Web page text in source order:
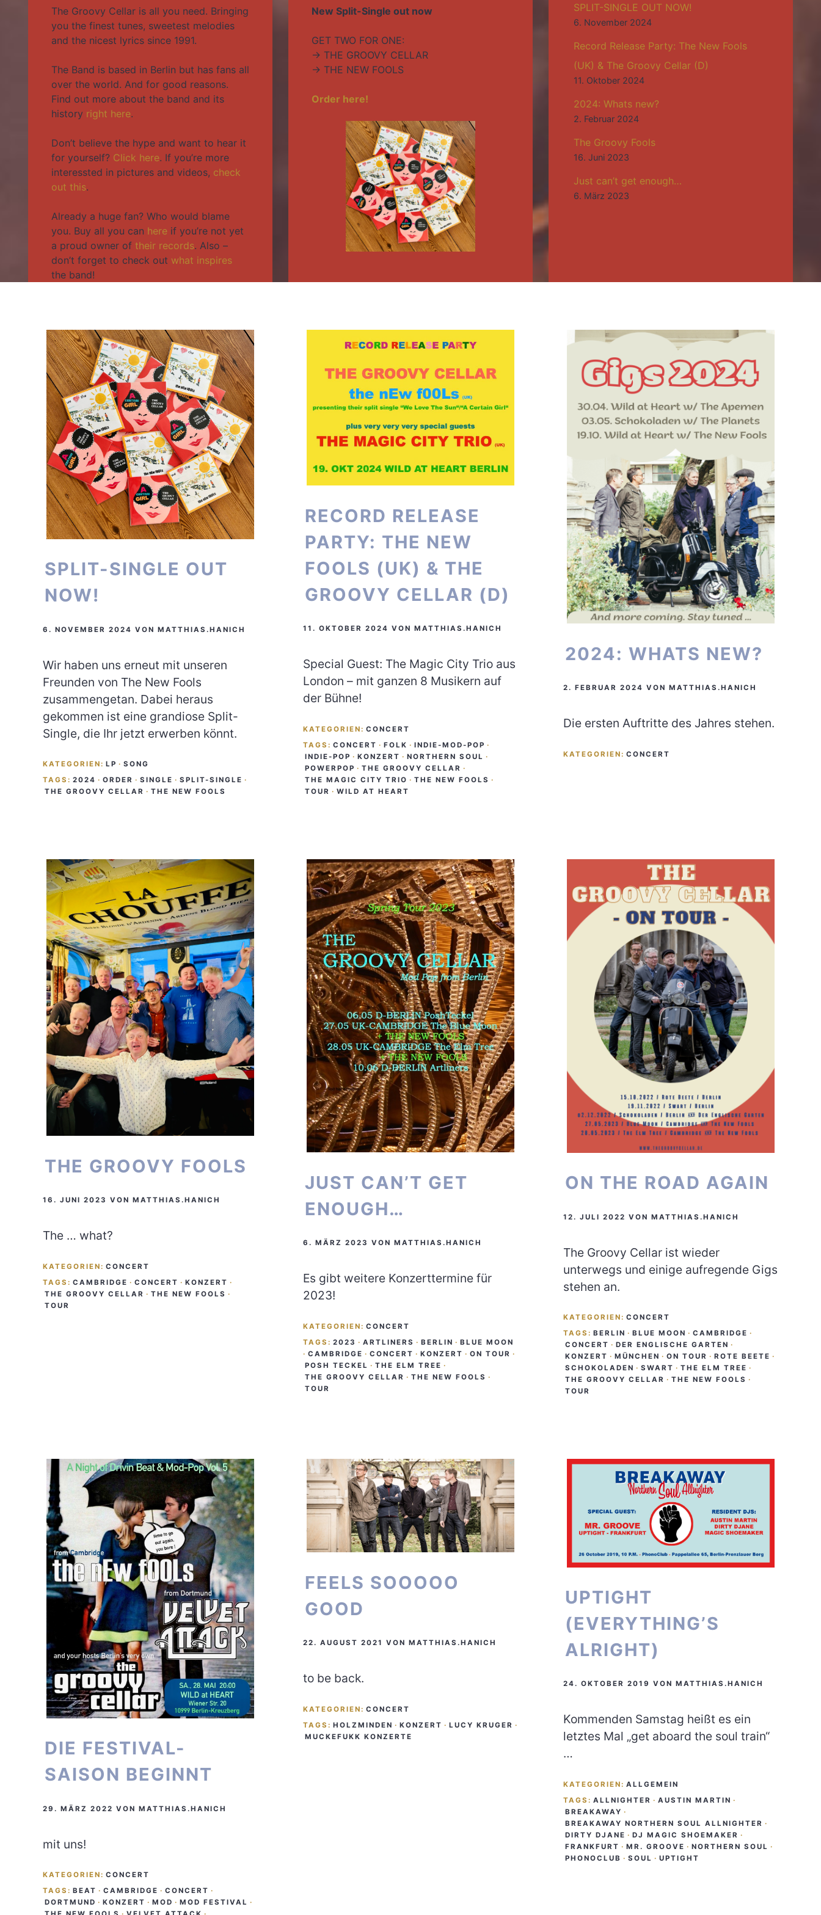
The Groovy Cellar is all you need. Bringing
you the finest tunes, sweetest melodies
and the nicest lyrics since 1991.
The Band is based in Berlin but has fans all
over the world. And for good reasons.
Find out more about the band and its
history right here.
Don’t believe the hype and want to hear it
for yourself? Click here. If you’re more
interessted in pictures and videos, check
out this.
Already a huge fan? Who would blame
you. Buy all you can here if you’re not yet
a proud owner oftheir records. Also –
don’t forget to check out what inspires
the band!
New Split-Single out now
GET TWO FOR ONE:
-> THE GROOVY CELLAR
-> THE NEW FOOLS
Order here!
SPLIT-SINGLE OUT NOW!
6. November 2024
Record Release Party: The New Fools
(UK) & The Groovy Cellar (D)
11. Oktober 2024
2024: Whats new?
2. Februar 2024
The Groovy Fools
16. Juni 2023
Just can’t get enough…
6. März 2023
SPLIT-SINGLE OUT
NOW!
6. NOVEMBER 2024 VONMATTHIAS.HANICH
Wir haben uns erneut mit unseren
Freunden von The New Fools
zusammengetan. Dabei heraus
gekommen ist eine grandiose Split-
Single, die Ihr jetzt erwerben könnt.
KATEGORIEN: LP · SONG
TAGS: 2024 · ORDER · SINGLE · SPLIT-SINGLE ·
THE GROOVY CELLAR · THE NEW FOOLS
RECORD RELEASE
PARTY: THE NEW
FOOLS (UK) & THE
GROOVY CELLAR (D)
11. OKTOBER 2024 VON MATTHIAS.HANICH
Special Guest: The Magic City Trio aus
London – mit ganzen 8 Musikern auf
der Bühne!
KATEGORIEN: CONCERT
TAGS: CONCERT · FOLK · INDIE-MOD-POP ·
INDIE-POP · KONZERT · NORTHERN SOUL ·
POWERPOP · THE GROOVY CELLAR ·
THE MAGIC CITY TRIO · THE NEW FOOLS ·
TOUR · WILD AT HEART
2024: WHATS NEW?
2. FEBRUAR 2024 VON MATTHIAS.HANICH
Die ersten Auftritte des Jahres stehen.
KATEGORIEN: CONCERT
THE GROOVY FOOLS
16. JUNI 2023 VONMATTHIAS.HANICH
The … what?
KATEGORIEN: CONCERT
TAGS: CAMBRIDGE · CONCERT · KONZERT ·
THE GROOVY CELLAR · THE NEW FOOLS ·
TOUR
JUST CAN’T GET
ENOUGH…
6. MÄRZ 2023 VON MATTHIAS.HANICH
Es gibt weitere Konzerttermine für
2023!
KATEGORIEN: CONCERT
TAGS: 2023 · ARTLINERS · BERLIN · BLUE MOON
· CAMBRIDGE · CONCERT · KONZERT · ON TOUR ·
POSH TECKEL · THE ELM TREE ·
THE GROOVY CELLAR · THE NEW FOOLS ·
TOUR
ON THE ROAD AGAIN
12. JULI 2022 VON MATTHIAS.HANICH
The Groovy Cellar ist wieder
unterwegs und einige aufregende Gigs
stehen an.
KATEGORIEN: CONCERT
TAGS: BERLIN · BLUE MOON · CAMBRIDGE ·
CONCERT · DER ENGLISCHE GARTEN ·
KONZERT · MÜNCHEN · ON TOUR · ROTE BEETE ·
SCHOKOLADEN · SWART · THE ELM TREE ·
THE GROOVY CELLAR · THE NEW FOOLS ·
TOUR
DIE FESTIVAL-
SAISON BEGINNT
29. MÄRZ 2022 VONMATTHIAS.HANICH
mit uns!
KATEGORIEN: CONCERT
TAGS: BEAT · CAMBRIDGE · CONCERT ·
DORTMUND · KONZERT · MOD · MOD FESTIVAL ·
FEELS SOOOOO
GOOD
22. AUGUST 2021 VON MATTHIAS.HANICH
to be back.
KATEGORIEN: CONCERT
TAGS: HOLZMINDEN · KONZERT · LUCY KRUGER ·
MUCKEFUKK KONZERTE
UPTIGHT
(EVERYTHING’S
ALRIGHT)
24. OKTOBER 2019 VON MATTHIAS.HANICH
Kommenden Samstag heißt es ein
letztes Mal „get aboard the soul train“
…
KATEGORIEN: ALLGEMEIN
TAGS: ALLNIGHTER · AUSTIN MARTIN ·
BREAKAWAY ·
BREAKAWAY NORTHERN SOUL ALLNIGHTER ·
DIRTY DJANE · DJ MAGIC SHOEMAKER ·
FRANKFURT · MR. GROOVE · NORTHERN SOUL ·
PHONOCLUB · SOUL · UPTIGHT